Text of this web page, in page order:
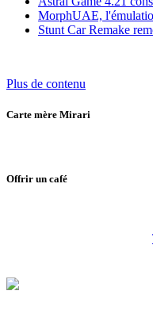
MorphUAE,
Stunt Car Remake
Plus de contenu
Carte mère Mirari
Offrir un café